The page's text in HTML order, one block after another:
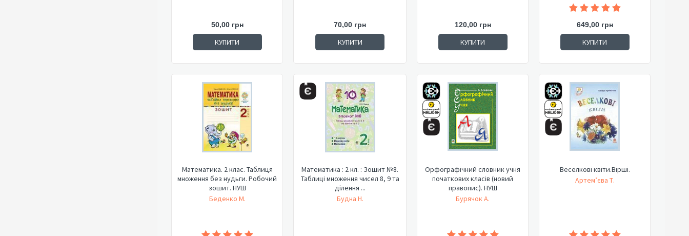
50,00 грн
КУПИТИ
70,00 грн
КУПИТИ
120,00 грн
КУПИТИ
649,00 грн
КУПИТИ
Математика. 2 клас. Таблиця
множення без нудьги. Робочий
зошит. НУШ
Беденко М.
Математика : 2 кл. : Зошит №8.
Таблиці множення чисел 8, 9 та
ділення ...
Будна Н.
Орфографічний словник учня
початкових класів (новий
правопис). НУШ
Бурячок А.
Веселкові квіти.Вірші.
Артем’єва Т.